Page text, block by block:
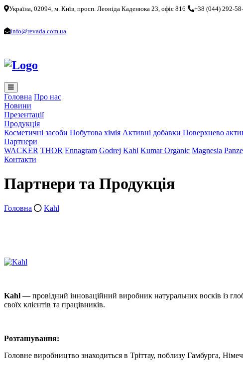
Україна, 02094, м. Київ, просп. Леоніда Каденюка 23, офіс 816 +38 (044) 292-
info@revada.com.ua
Головна Про нас
Новини
Презентації
Продукція
Косметичні засоби Побутова хімія Активні добавки Поверхнево
Партнери
WACKER THOR Ennagram Godrej Kahl Kumar Organic Magnesia
Контакти
Партнери та Продукція
Головна Kahl
Kahl — провідний інноваційний виробник натуральних восків із
своїх клієнтів та працівників.
Розташування:
Головне виробництво знаходиться в Тріттау, поблизу Гамбурга,